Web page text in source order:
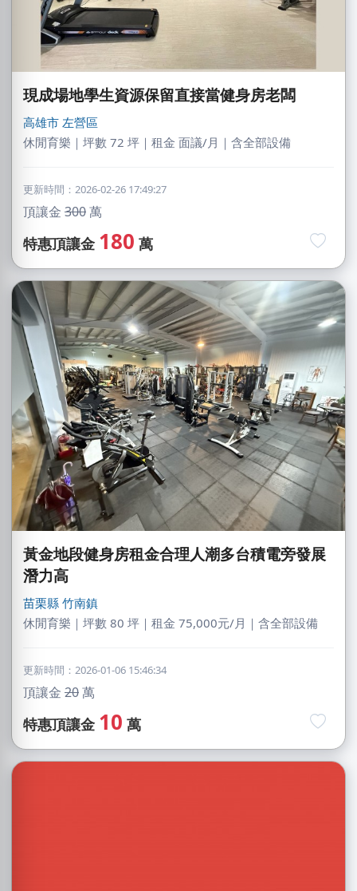
現成場地學生資源保留直接當健身房老闆
高雄市 左營區
休閒育樂｜坪數 72 坪｜租金 面議/月｜含全部設備
更新時間：2026-02-26 17:49:27
頂讓金 300萬
特惠頂讓金 180 萬
黃金地段健身房租金合理人潮多台積電旁發展
潛力高
苗栗縣 竹南鎮
休閒育樂｜坪數 80 坪｜租金 75,000元/月｜含全部設備
更新時間：2026-01-06 15:46:34
頂讓金 20萬
特惠頂讓金 10 萬